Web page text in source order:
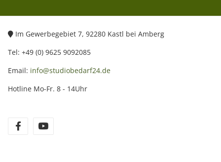
Im Gewerbegebiet 7, 92280 Kastl bei Amberg
Tel: +49 (0) 9625 9092085
Email: info@studiobedarf24.de
Hotline Mo-Fr. 8 - 14Uhr